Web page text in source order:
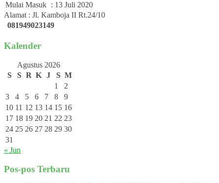
Mulai Masuk : 13 Juli 2020
Alamat : Jl. Kamboja II Rt.24/10
081949023149
Kalender
Agustus 2026
S
S R K J S M
1
2
3
4 5 6 7 8
9
10 11 12 13 14 15 16
17 18 19 20 21 22 23
24 25 26 27 28 29 30
31
« Jun
Pos-pos Terbaru